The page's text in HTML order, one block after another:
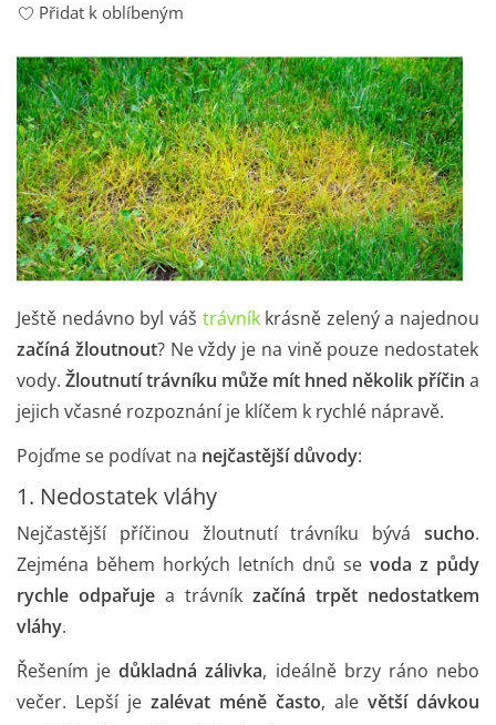
Přidat k oblíbeným
Ještě nedávno byl váš trávníkkrásně zelený a najednou
začíná žloutnout? Ne vždy je na vině pouze nedostatek
vody. Žloutnutí trávníku může mít hned několik příčin a
jejich včasné rozpoznání je klíčem k rychlé nápravě.
Pojďme se podívat na nejčastější důvody:
1. Nedostatek vláhy
Nejčastější příčinou žloutnutí trávníku bývá sucho.
Zejména během horkých letních dnů se voda z půdy
rychle odpařuje a trávník začíná trpět nedostatkem
vláhy.
Řešením jedůkladná zálivka, ideálně brzy ráno nebo
večer. Lepší je zalévat méně často, ale větší dávkou